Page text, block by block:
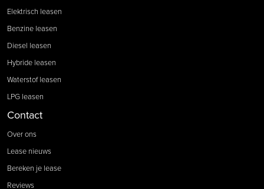
Elektrisch leasen
Benzine leasen
Diesel leasen
Hybride leasen
Waterstof leasen
LPG leasen
Contact
Over ons
Lease nieuws
Bereken je lease
Reviews